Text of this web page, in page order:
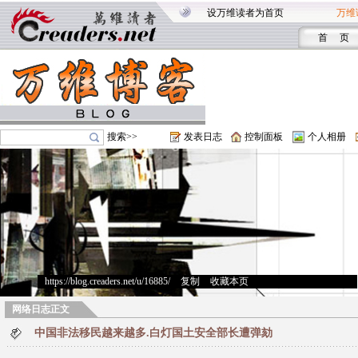
设万维读者为首页 万维
首 页
搜索>> 发表日志 控制面板 个人相册
https://blog.creaders.net/u/16885/> 复制 收藏本页
网络日志正文
中国非法移民越来越多.白灯国土安全部长遭弹劾